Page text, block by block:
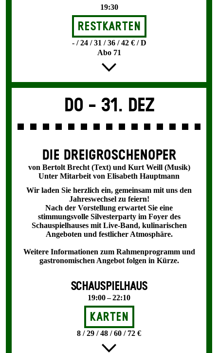
19:30
Restkarten
- / 24 / 31 / 36 / 42 € / D
Abo 71
Do - 31. Dez
DIE DREI­GROSCHEN­OPER
von Bertolt Brecht (Text) und Kurt Weill (Musik)
Unter Mitarbeit von Elisabeth Hauptmann
Wir laden Sie herzlich ein, gemeinsam mit uns den
Jahreswechsel zu feiern!
Nach der Vorstellung erwartet Sie eine
stimmungsvolle Silvesterparty im Foyer des
Schauspielhauses mit Live-Band, kulinarischen
Angeboten und festlicher Atmosphäre.
Weitere Informationen zum Rahmenprogramm und
gastronomischen Angebot folgen in Kürze.
SCHAUSPIELHAUS
19:00 – 22:10
Karten
8 / 29 / 48 / 60 / 72 €